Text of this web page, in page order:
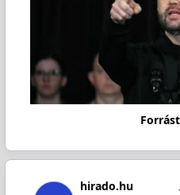
hirado.hu